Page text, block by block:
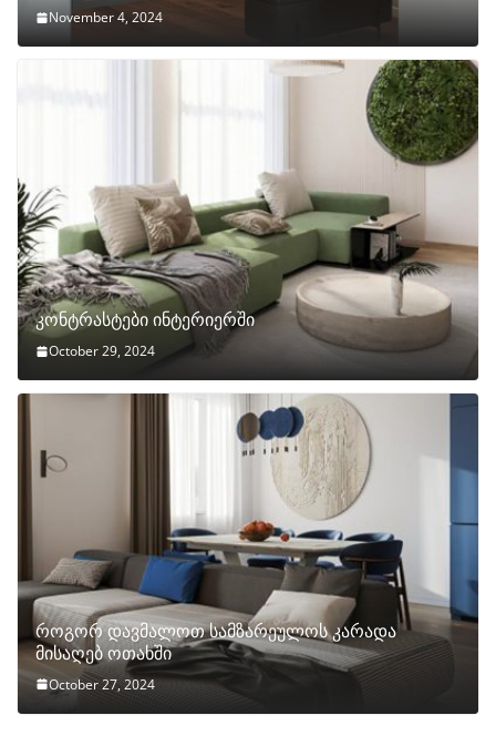
November 4, 2024
კონტრასტები ინტერიერში
October 29, 2024
როგორ დავმალოთ სამზარეულოს კარადა
მისაღებ ოთახში
October 27, 2024